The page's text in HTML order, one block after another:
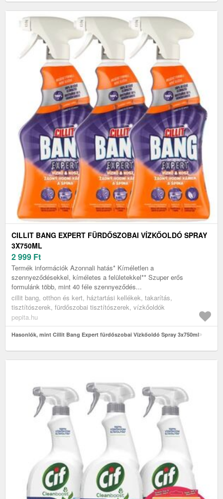
CILLIT BANG EXPERT FÜRDŐSZOBAI VÍZKŐOLDÓ SPRAY
3X750ML
2 999 Ft
Termék információk Azonnali hatás* Kíméletlen a
szennyeződésekkel, kíméletes a felületekkel** Szuper erős
formulánk több, mint 40 féle szennyeződés...
cillit bang, otthon és kert, háztartási kellékek, takarítás,
tisztítószerek, fürdőszobai tisztítószerek, vízkőoldók
pepita.hu
Hasonlók, mint Cillit Bang Expert fürdőszobai Vízkőoldó Spray 3x750ml